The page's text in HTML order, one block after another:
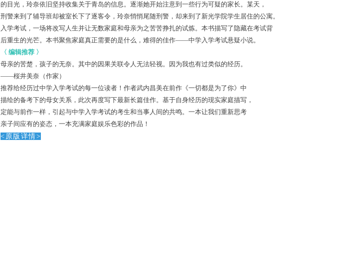
的目光 ，玲奈依旧坚持收集关于青岛的信息。逐渐她开始注意到一些行为可疑的家长。 某天 ，
刑警来到了辅导班却被室长下了逐客令，玲奈悄悄尾随刑警，却来到了 新光学院学生居住的公寓。
入学考试，一场将改写人生并让无数家庭和母亲为之苦苦挣扎的试炼。本书描写了隐藏在考试背
后重生的光芒。本书聚焦家庭真正需要的是什么， 难得的佳作——中学入学考试悬疑小说。
〈 编辑推荐 〉
母亲的苦楚，孩子的无奈。 其中的 因果关联令人无法轻视。因为我也有过类似的经历。
——桜井美奈（作家）
推荐给经历过中学入学考试的每一位读者 ！ 作者武内昌美在前作《一切都是为了你》中
描绘的备考下的母女关系， 此次再度写下最新长篇佳作。基于自身经历的现实家庭描写，
定能与前作一样， 引起与中学入学考试的考生和当事人间的共鸣。 一本让我们重新思考
亲子间应有的姿态 ， 一本充满家庭娱乐色彩的作品 ！
< 原版 详情>